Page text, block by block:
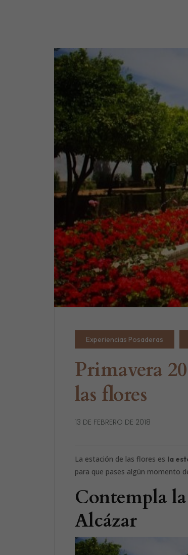
Experiencias Posaderas
Primavera
las flores
13 DE FEBRERO DE 2018
La estación de las flores es la
para que pases algún momento
Contempla
Alcázar